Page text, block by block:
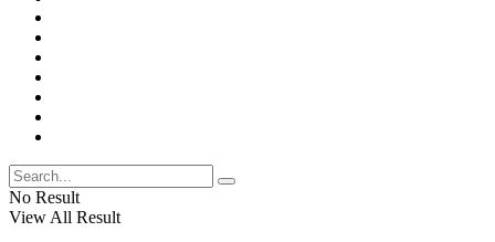
No Result
View All Result